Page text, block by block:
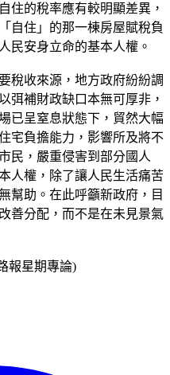
住的稅率應有較明顯差異，
自住」的那一棟房屋賦稅負
民安身立命的基本人權。
稅收來源，地方政府紛紛調
弭補財政缺口本無可厚非，
已呈窒息狀態下，貿然大幅
宅負擔能力，影響所及將不
民，嚴重侵害到部分國人
人權，除了讓人民生活痛苦
幫助。在此呼籲新政府，目
善分配，而不是在未見景氣
報星期專論)